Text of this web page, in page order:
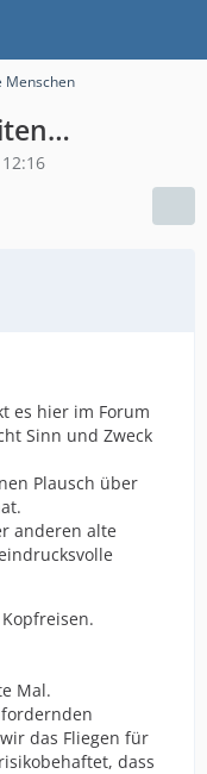
Menschen
es hier im Forum
Sinn und Zweck
Plausch über
anderen alte
Mal.
das Fliegen für
dass